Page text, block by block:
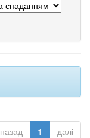
назад 1 далі